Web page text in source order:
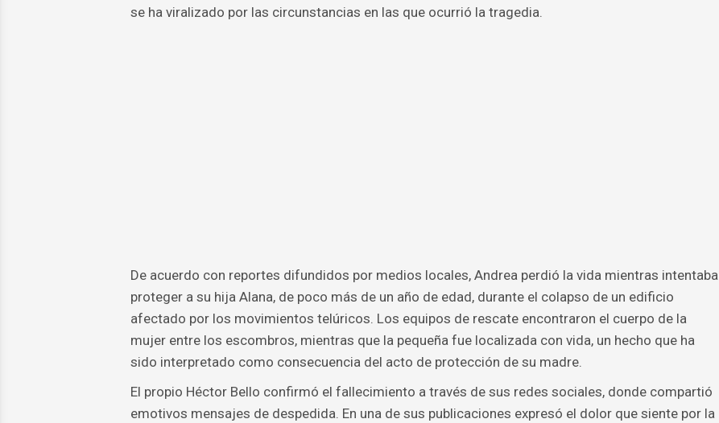
se ha viralizado por las circunstancias en las que ocurrió la tragedia.
De acuerdo con reportes difundidos por medios locales, Andrea perdió la vida mientras intentaba
proteger a su hija Alana, de poco más de un año de edad, durante el colapso de un edificio
afectado por los movimientos telúricos. Los equipos de rescate encontraron el cuerpo de la
mujer entre los escombros, mientras que la pequeña fue localizada con vida, un hecho que ha
sido interpretado como consecuencia del acto de protección de su madre.
El propio Héctor Bello confirmó el fallecimiento a través de sus redes sociales, donde compartió
emotivos mensajes de despedida. En una de sus publicaciones expresó el dolor que siente por la